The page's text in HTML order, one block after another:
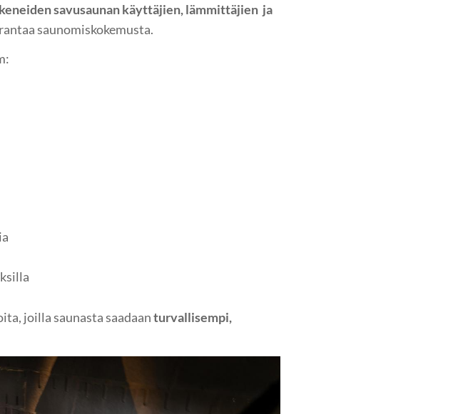
savusaunan käyttäjien, lämmittäjien ja
saunomiskokemusta.
joilla saunasta saadaanturvallisempi,